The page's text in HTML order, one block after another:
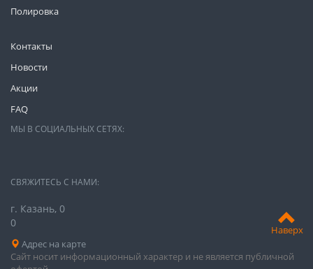
Наверх
Контакты
Новости
Акции
FAQ
Полировка
МЫ В СОЦИАЛЬНЫХ СЕТЯХ:
СВЯЖИТЕСЬ С НАМИ:
г. Казань, 0
0
Адрес на карте
Сайт носит информационный характер и не является публичной